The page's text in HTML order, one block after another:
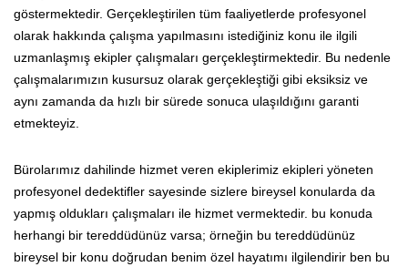
göstermektedir. Gerçekleştirilen tüm faaliyetlerde profesyonel
olarak hakkında çalışma yapılmasını istediğiniz konu ile ilgili
uzmanlaşmış ekipler çalışmaları gerçekleştirmektedir. Bu nedenle
çalışmalarımızın kusursuz olarak gerçekleştiği gibi eksiksiz ve
aynı zamanda da hızlı bir sürede sonuca ulaşıldığını garanti
etmekteyiz.
Bürolarımız dahilinde hizmet veren ekiplerimiz ekipleri yöneten
profesyonel dedektifler sayesinde sizlere bireysel konularda da
yapmış oldukları çalışmaları ile hizmet vermektedir. bu konuda
herhangi bir tereddüdünüz varsa; örneğin bu tereddüdünüz
bireysel bir konu doğrudan benim özel hayatımı ilgilendirir ben bu